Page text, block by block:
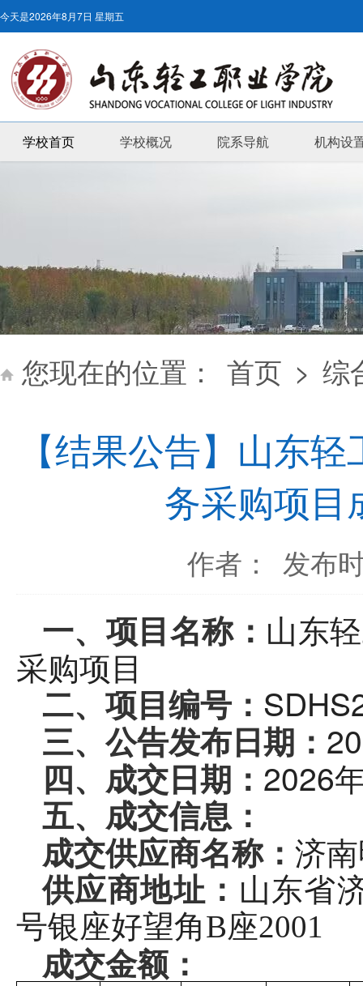
今天是2026年8月7日 星期五
学校首页 学校概况 院系导航 机构设
您现在的位置： 首页 > 综
【结果公告】山东
务采购项目
作者： 发布
一、 项目名称： 山东
采购项目
二、项目编号：
三、公告发布日期：
四、成交日期 ： 2026
五、成交信息 ：
成交供应商名称： 济
供应商地址： 山东省
号银座好望角B座2001
成交金额：